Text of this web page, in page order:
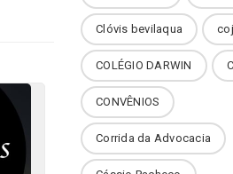
Clóvis bevilaqua
COLÉGIO DARWIN
CONVÊNIOS
Corrida da Advocacia